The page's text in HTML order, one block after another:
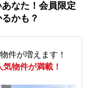
なた！会員限定
かも？
件が増えます！
気物件が満載！